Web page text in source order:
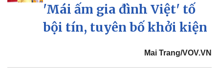
'Mái ấm gia đình Việt' tố
bội tín, tuyên bố khởi kiện
Mai Trang/VOV.VN